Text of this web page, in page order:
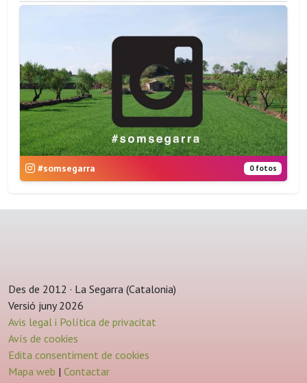
#somsegarra 0 fotos
Des de 2012 · La Segarra (Catalonia)
Versió juny 2026
Avis legal i Política de privacitat
Avís de cookies
Edita consentiment de cookies
Mapa web | Contactar